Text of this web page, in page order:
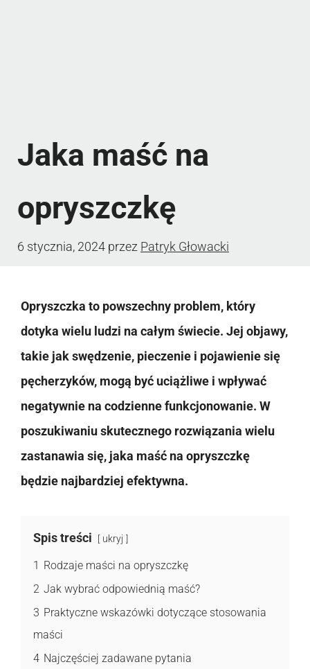
Jaka maść na
opryszczkę
6 stycznia, 2024 przez Patryk Głowacki
Opryszczka to powszechny problem, który
dotyka wielu ludzi na całym świecie. Jej objawy,
takie jak swędzenie, pieczenie i pojawienie się
pęcherzyków, mogą być uciążliwe i wpływać
negatywnie na codzienne funkcjonowanie. W
poszukiwaniu skutecznego rozwiązania wielu
zastanawia się, jaka maść na opryszczkę
będzie najbardziej efektywna.
Spis treści ukryj
1 Rodzaje maści na opryszczkę
2 Jak wybrać odpowiednią maść?
3 Praktyczne wskazówki dotyczące stosowania
maści
4 Najczęściej zadawane pytania